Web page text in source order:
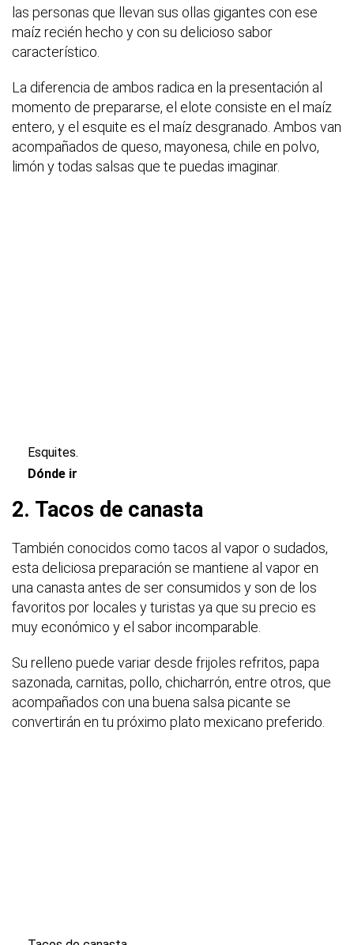
las personas que llevan sus ollas gigantes con ese
maíz recién hecho y con su delicioso sabor
característico.
La diferencia de ambos radica en la presentación al
momento de prepararse, el elote consiste en el maíz
entero, y el esquite es el maíz desgranado. Ambos van
acompañados de queso, mayonesa, chile en polvo,
limón y todas salsas que te puedas imaginar.
Esquites.
Dónde ir
2. Tacos de canasta
También conocidos como tacos al vapor o sudados,
esta deliciosa preparación se mantiene al vapor en
una canasta antes de ser consumidos y son de los
favoritos por locales y turistas ya que su precio es
muy económico y el sabor incomparable.
Su relleno puede variar desde frijoles refritos, papa
sazonada, carnitas, pollo, chicharrón, entre otros, que
acompañados con una buena salsa picante se
convertirán en tu próximo plato mexicano preferido.